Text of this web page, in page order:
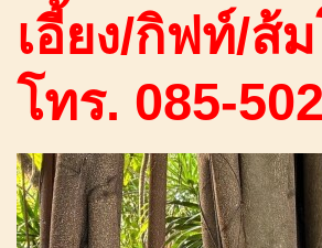
เอี้ยง/กิฟท์/ส้
โทร. 085-